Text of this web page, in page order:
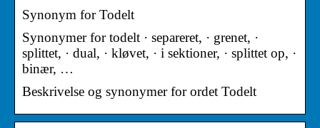
Synonym for Todelt
Synonymer for todelt · separeret, · grenet, ·
splittet, · dual, · kløvet, · i sektioner, · splittet op, ·
binær, …
Beskrivelse og synonymer for ordet Todelt